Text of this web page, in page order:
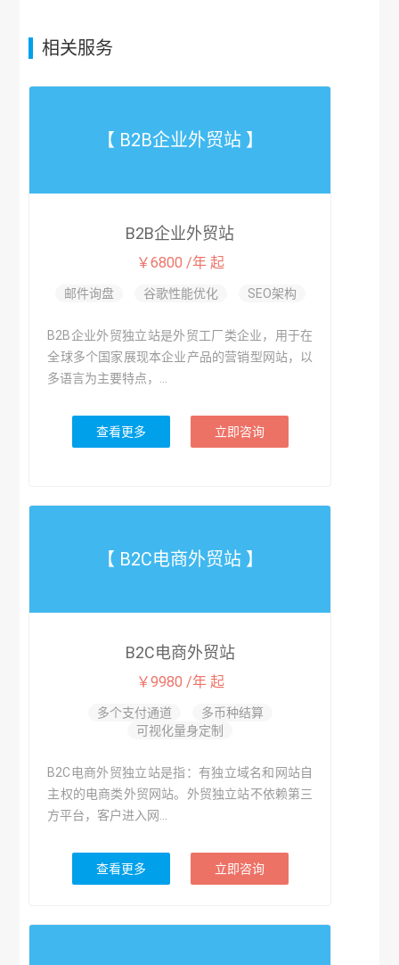
相关服务
【 B2B企业外贸站 】
B2B企业外贸站
￥6800 /年 起
邮件询盘 谷歌性能优化 SEO架构
B2B企业外贸独立站是外贸工厂类企业，用于在
全球多个国家展现本企业产品的营销型网站，以
多语言为主要特点，...
查看更多 立即咨询
【 B2C电商外贸站 】
B2C电商外贸站
￥9980 /年 起
多个支付通道
多币种结算
可视化量身定制
B2C电商外贸独立站是指：有独立域名和网站自
主权的电商类外贸网站。外贸独立站不依赖第三
方平台，客户进入网...
查看更多 立即咨询